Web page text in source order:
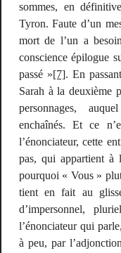
sommes, en
Tyron. Faute d’un
mort de l’un a
conscience épilogue
passé »[7]. En
Sarah à la deuxième
personnages,
enchaînés. Et ce
l’énonciateur, cette
pas, qui appartient
pourquoi « Vous »
tient en fait au
d’impersonnel,
l’énonciateur qui
à peu, par